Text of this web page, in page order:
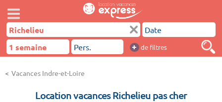
+ de filtres
Vacances Indre-et-Loire
Location vacances Richelieu pas cher